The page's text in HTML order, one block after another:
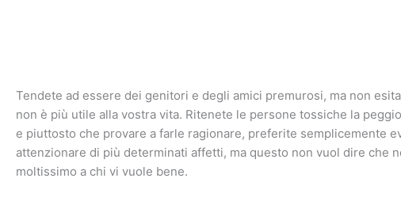
Tendete ad essere dei genitori e degli amici premurosi, ma non
non è più utile alla vostra vita. Ritenete le persone tossiche la
e piuttosto che provare a farle ragionare, preferite semplicemente
attenzionare di più determinati affetti, ma questo non vuol dire che
moltissimo a chi vi vuole bene.